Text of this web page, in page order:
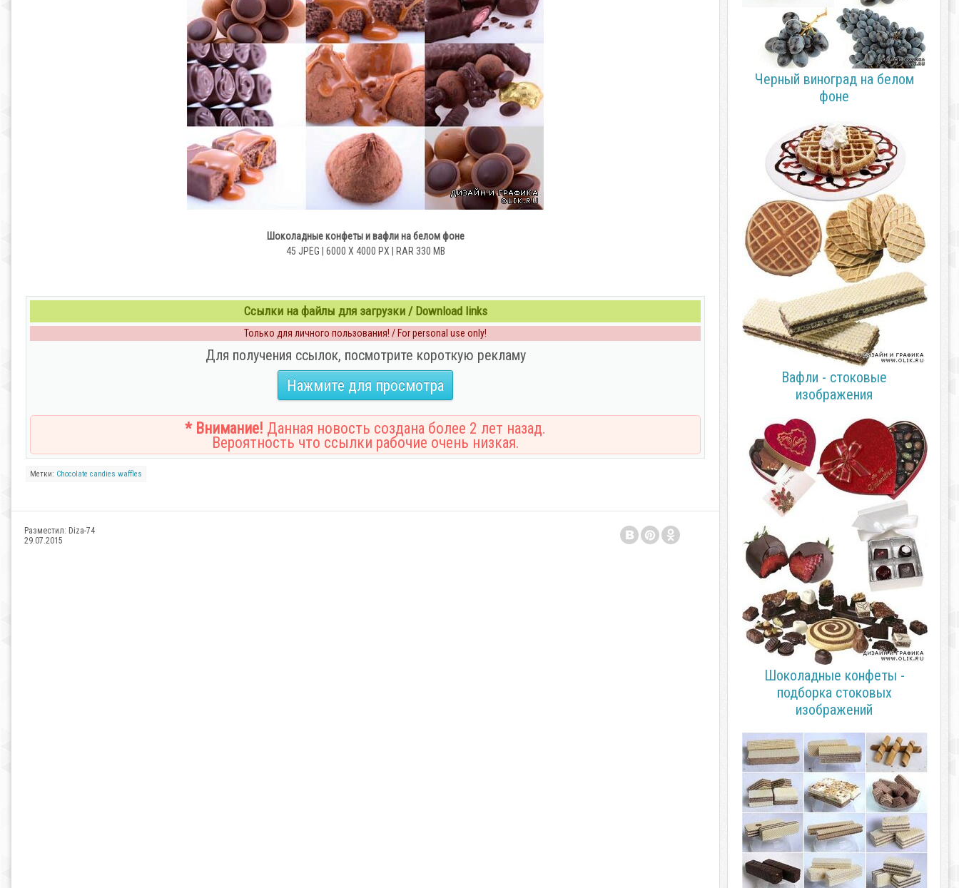
Шоколадные конфеты и вафли на белом фоне
45 JPEG | 6000 X 4000 PX | RAR 330 MB
Ссылки на файлы для загрузки / Download links
Только для личного пользования! / For personal use only!
Для получения ссылок, посмотрите короткую рекламу
Нажмите для просмотра
* Внимание! Данная новость создана более 2 лет назад.
Вероятность что ссылки рабочие очень низкая.
Метки: Chocolate candies waffles
Разместил: Diza-74
29.07.2015
Черный виноград на белом
фоне
Вафли - стоковые
изображения
Шоколадные конфеты -
подборка стоковых
изображений